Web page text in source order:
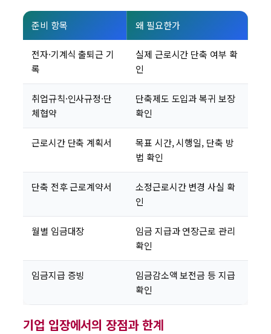
준비 항목 왜 필요한가
전자·기계식 출퇴근 기
록
실제 근로시간 단축 여부 확
인
취업규칙·인사규정·단
체협약
단축제도 도입과 복귀 보장
확인
근로시간 단축 계획서
목표 시간, 시행일, 단축 방
법 확인
단축 전후 근로계약서
소정근로시간 변경 사실 확
인
월별 임금대장
임금 지급과 연장근로 관리
확인
임금지급 증빙
임금감소액 보전금 등 지급
확인
기업 입장에서의 장점과 한계